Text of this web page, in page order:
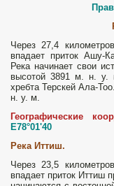
Через 27,4
впадает приток Ашу-
Река начинает свои
высотой 3891 м. н. у.
хребта Терскей Ала-
н. у. м.
Географические
E78°01'40
Река Иттиш.
Через 23,5
впадает приток Иттиш